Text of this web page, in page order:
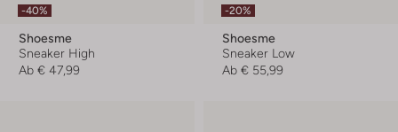
-40%
Shoesme
Sneaker High
Ab € 47,99
-20%
Shoesme
Sneaker Low
Ab € 55,99